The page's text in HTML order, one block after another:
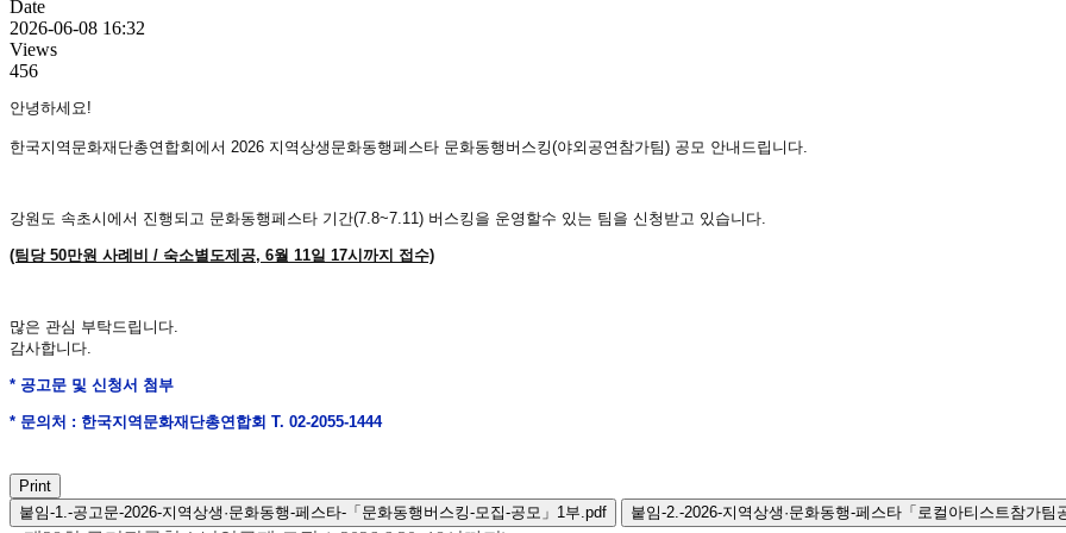
Date
2026-06-08 16:32
Views
456
안녕하세요!
한국지역문화재단총연합회에서 2026 지역상생문화동행페스타 문화동행버스킹(야외공연참가팀) 공모 안내드립니다.
강원도 속초시에서 진행되고 문화동행페스타 기간(7.8~7.11) 버스킹을 운영할수 있는 팀을 신청받고 있습니다.
(팀당 50만원 사례비 / 숙소별도제공, 6월 11일 17시까지 접수)
많은 관심 부탁드립니다.
감사합니다.
* 공고문 및 신청서 첨부
* 문의처 : 한국지역문화재단총연합회 T. 02-2055-1444
Print
붙임-1.-공고문-2026-지역상생·문화동행-페스타-「문화동행버스킹-모집-공모」1부.pdf
붙임-2.-2026-지역상생·문화동행-페스타「로컬아티스트참가팀